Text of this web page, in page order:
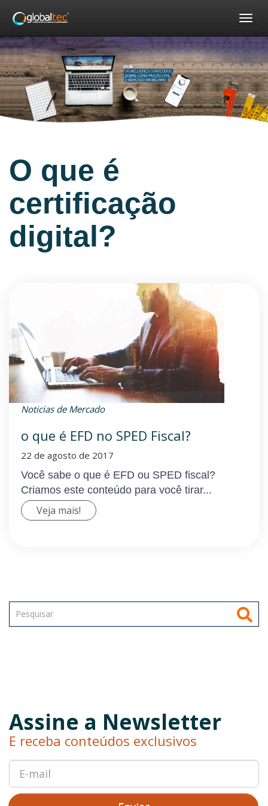
O que é
certificação
digital?
Noticias de Mercado
o que é EFD no SPED Fiscal?
22 de agosto de 2017
Você sabe o que é EFD ou SPED fiscal?
Criamos este conteúdo para você tirar...
Veja mais!
Assine a Newsletter
E receba conteúdos exclusivos